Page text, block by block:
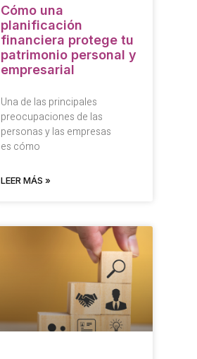
Cómo una
planificación
financiera protege tu
patrimonio personal y
empresarial
Una de las principales
preocupaciones de las
personas y las empresas
es cómo
LEER MÁS »